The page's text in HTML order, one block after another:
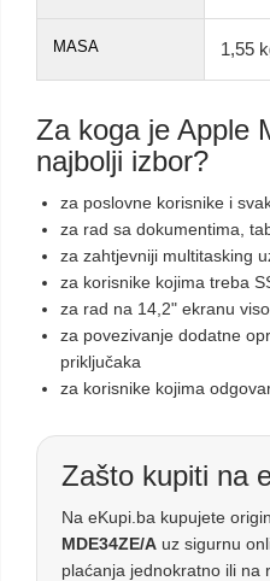
MASA 1,55
Za koga je Apple
najbolji izbor?
za poslovne korisnike i
za rad sa dokumentima,
za zahtjevniji multitasking
za korisnike kojima treba
za rad na 14,2" ekranu
za povezivanje dodatne
priključaka
za korisnike kojima
Zašto kupiti na
Na eKupi.ba kupujete
MDE34ZE/A uz sigurnu
plaćanja jednokratno ili na